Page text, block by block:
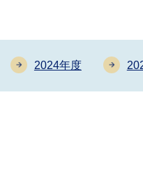
2024年度